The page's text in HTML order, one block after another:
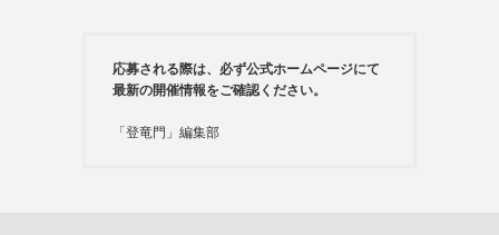
応募される際は、必ず公式ホームページにて
最新の開催情報をご確認ください。
「登竜門」編集部